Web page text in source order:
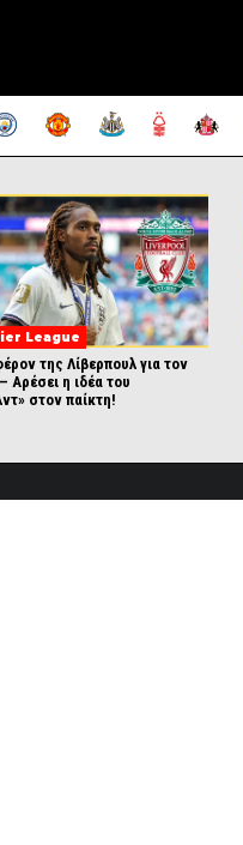
League
της Λίβερπουλ για τον
Αρέσει η ιδέα του
στον παίκτη!